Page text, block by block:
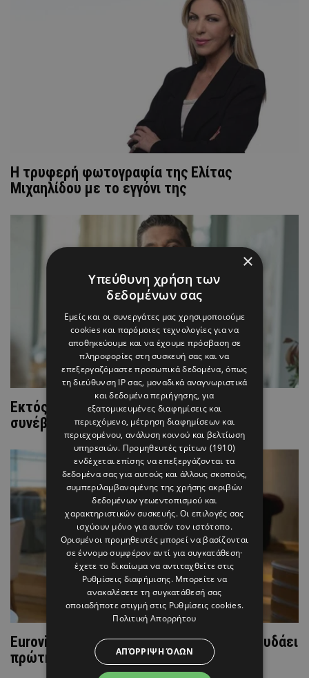
Η τρυφερή φωτογραφία της Ελίτας
Μιχαηλίδου με το εγγόνι της
Εκτός MasterChef ο Πάνος Ιωαννίδης - Τι
συνέβη;
Eurovision: Ακούστε τον Sandro να τραγουδάει
πρώτη φορά το "Running" ζωντανά
×
Υπεύθυνη χρήση των
δεδομένων σας
Εμείς και οι συνεργάτες μας χρησιμοποιούμε
cookies και παρόμοιες τεχνολογίες για να
αποθηκεύουμε και να έχουμε πρόσβαση σε
πληροφορίες στη συσκευή σας και να
επεξεργαζόμαστε προσωπικά δεδομένα, όπως
τη διεύθυνση IP σας, μοναδικά αναγνωριστικά
και δεδομένα περιήγησης, για
εξατομικευμένες διαφημίσεις και
περιεχόμενο, μέτρηση διαφημίσεων και
περιεχομένου, ανάλυση κοινού και βελτίωση
υπηρεσιών. Προμηθευτές τρίτων (1910)
ενδέχεται επίσης να επεξεργάζονται τα
δεδομένα σας για αυτούς και άλλους σκοπούς,
συμπεριλαμβανομένης της χρήσης ακριβών
δεδομένων γεωεντοπισμού και
χαρακτηριστικών συσκευής. Οι επιλογές σας
ισχύουν μόνο για αυτόν τον ιστότοπο.
Ορισμένοι προμηθευτές μπορεί να βασίζονται
σε έννομο συμφέρον αντί για συγκατάθεση·
έχετε το δικαίωμα να αντιταχθείτε στις
Ρυθμίσεις διαφήμισης. Μπορείτε να
ανακαλέσετε τη συγκατάθεσή σας
οποιαδήποτε στιγμή στις Ρυθμίσεις cookies.
Πολιτική Απορρήτου
ΑΠΌΡΡΙΨΗ ΌΛΩΝ